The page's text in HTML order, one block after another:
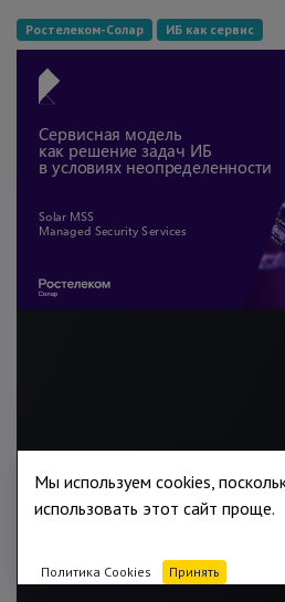
Ростелеком-Солар ИБ как сервис
Мы используем cookies,
использовать этот сайт проще.
Политика Cookies Принять